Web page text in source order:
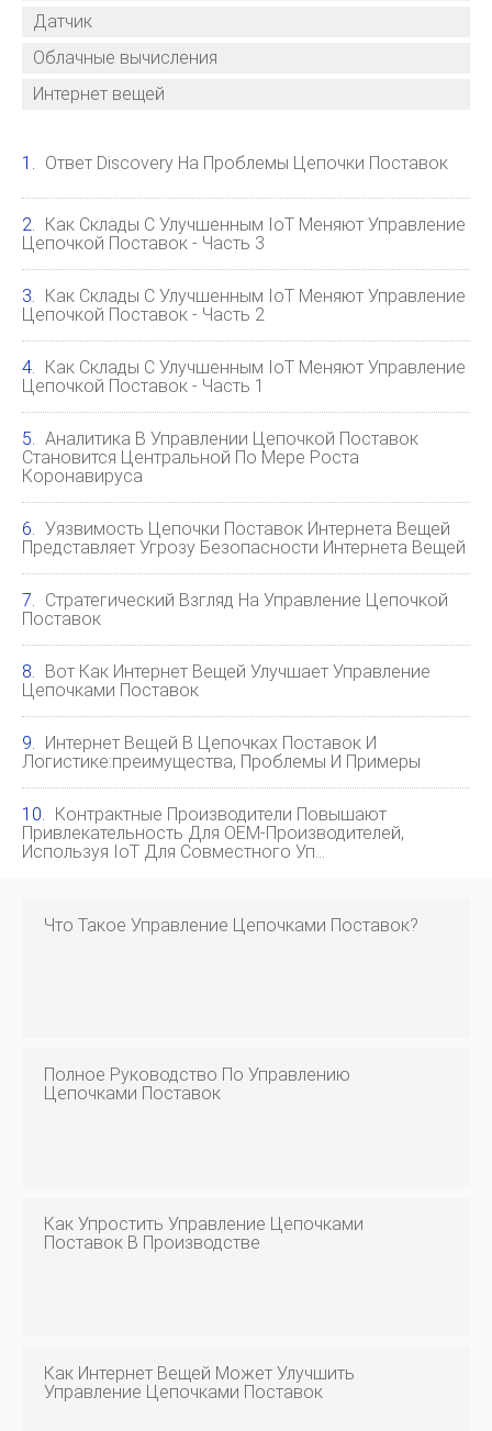
Датчик
Облачные вычисления
Интернет вещей
Ответ Discovery На Проблемы Цепочки Поставок
Как Склады С Улучшенным IoT Меняют Управление
Цепочкой Поставок - Часть 3
Как Склады С Улучшенным IoT Меняют Управление
Цепочкой Поставок - Часть 2
Как Склады С Улучшенным IoT Меняют Управление
Цепочкой Поставок - Часть 1
Аналитика В Управлении Цепочкой Поставок
Становится Центральной По Мере Роста
Коронавируса
Уязвимость Цепочки Поставок Интернета Вещей
Представляет Угрозу Безопасности Интернета Вещей
Стратегический Взгляд На Управление Цепочкой
Поставок
Вот Как Интернет Вещей Улучшает Управление
Цепочками Поставок
Интернет Вещей В Цепочках Поставок И
Логистике:преимущества, Проблемы И Примеры
Контрактные Производители Повышают
Привлекательность Для OEM-Производителей,
Используя IoT Для Совместного Уп…
Что Такое Управление Цепочками Поставок?
Полное Руководство По Управлению
Цепочками Поставок
Как Упростить Управление Цепочками
Поставок В Производстве
Как Интернет Вещей Может Улучшить
Управление Цепочками Поставок